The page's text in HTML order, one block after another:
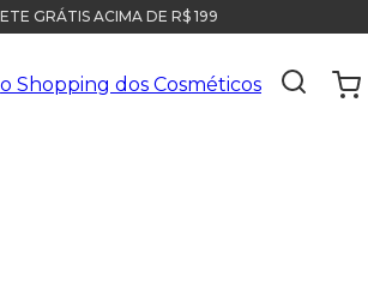
GRÁTIS ACIMA DE R$ 199